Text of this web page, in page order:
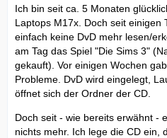
Ich bin seit ca. 5 Monaten
Laptops M17x. Doch seit einigen
einfach keine DvD mehr lesen/
am Tag das Spiel "Die Sims 3"
gekauft). Vor einigen Wochen
Probleme. DvD wird eingelegt,
öffnet sich der Ordner der CD.
Doch seit - wie bereits erwähnt -
nichts mehr. Ich lege die CD ein,